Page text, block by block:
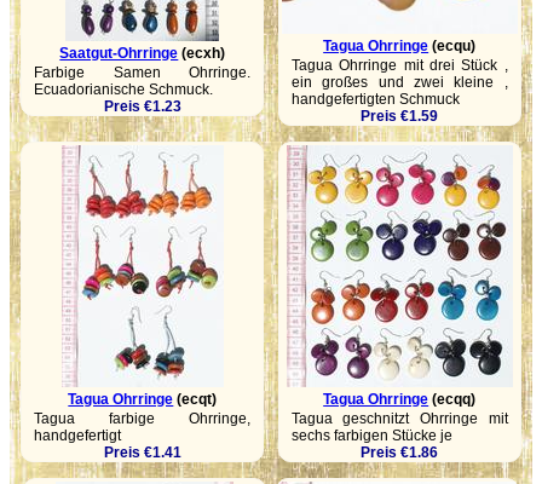
Saatgut-Ohrringe (ecxh)
Farbige Samen Ohrringe.
Ecuadorianische Schmuck.
Preis €1.23
Tagua Ohrringe (ecqu)
Tagua Ohrringe mit drei Stück ,
ein großes und zwei kleine ,
handgefertigten Schmuck
Preis €1.59
Tagua Ohrringe (ecqt)
Tagua farbige Ohrringe,
handgefertigt
Preis €1.41
Tagua Ohrringe (ecqq)
Tagua geschnitzt Ohrringe mit
sechs farbigen Stücke je
Preis €1.86